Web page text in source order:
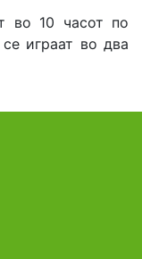
во 10 часот по
играат во два